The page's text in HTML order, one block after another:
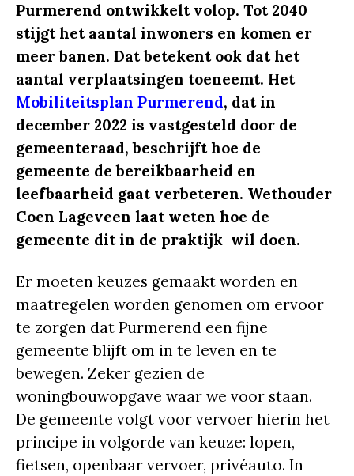
Purmerend ontwikkelt volop. Tot 2040
stijgt het aantal inwoners en komen er
meer banen. Dat betekent ook dat het
aantal verplaatsingen toeneemt. Het
Mobiliteitsplan Purmerend, dat in
december 2022 is vastgesteld door de
gemeenteraad, beschrijft hoe de
gemeente de bereikbaarheid en
leefbaarheid gaat verbeteren. Wethouder
Coen Lageveen laat weten hoe de
gemeente dit in de praktijk wil doen.
Er moeten keuzes gemaakt worden en
maatregelen worden genomen om ervoor
te zorgen dat Purmerend een fijne
gemeente blijft om in te leven en te
bewegen. Zeker gezien de
woningbouwopgave waar we voor staan.
De gemeente volgt voor vervoer hierin het
principe in volgorde van keuze: lopen,
fietsen, openbaar vervoer, privéauto. In